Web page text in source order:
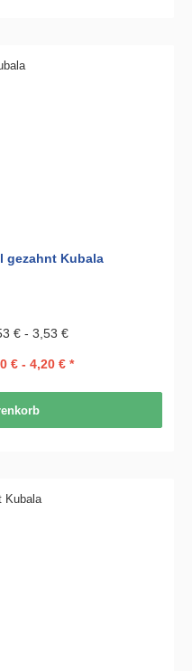
gezahnt Kubala
€ - 3,53 €
€ - 4,20 € *